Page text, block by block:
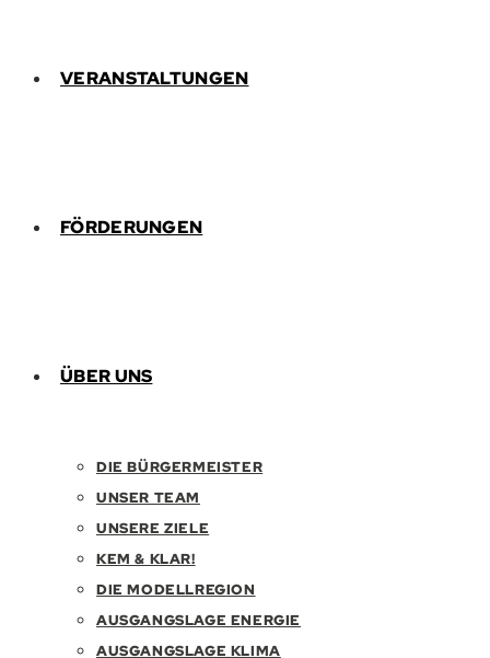
VERANSTALTUNGEN
FÖRDERUNGEN
ÜBER UNS
DIE BÜRGERMEISTER
UNSER TEAM
UNSERE ZIELE
KEM & KLAR!
DIE MODELLREGION
AUSGANGSLAGE ENERGIE
AUSGANGSLAGE KLIMA